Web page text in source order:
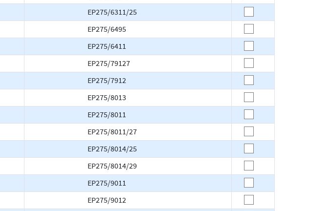
EP275/6311/25
EP275/6495
EP275/6411
EP275/79127
EP275/7912
EP275/8013
EP275/8011
EP275/8011/27
EP275/8014/25
EP275/8014/29
EP275/9011
EP275/9012